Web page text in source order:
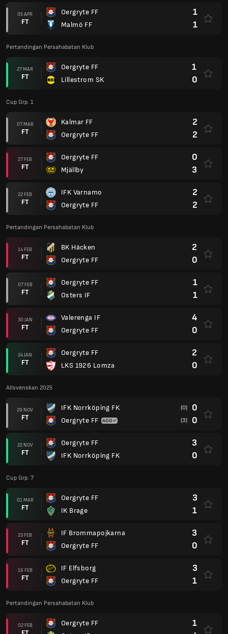
05 APR
FT
Oergryte FF
Malmö FF
1
1
Pertandingan Persahabatan Klub
27 MAR
FT
Oergryte FF
Lillestrom SK
1
0
Cup Grp. 1
07 MAR
FT
Kalmar FF
Oergryte FF
2
2
27 FEB
FT
Oergryte FF
Mjällby
0
3
22 FEB
FT
IFK Varnamo
Oergryte FF
2
2
Pertandingan Persahabatan Klub
14 FEB
FT
BK Häcken
Oergryte FF
2
0
07 FEB
FT
Oergryte FF
Osters IF
1
1
30 JAN
FT
Valerenga IF
Oergryte FF
4
0
24 JAN
FT
Oergryte FF
LKS 1926 Lomza
2
0
Allsvenskan 2025
29 NOV
FT
IFK Norrköping FK
Oergryte FF
(0) 0
(3) 0
22 NOV
FT
Oergryte FF
IFK Norrköping FK
3
0
Cup Grp. 7
01 MAR
FT
Oergryte FF
IK Brage
3
1
23 FEB
FT
IF Brommapojkarna
Oergryte FF
3
0
16 FEB
FT
IF Elfsborg
Oergryte FF
3
1
Pertandingan Persahabatan Klub
02 FEB
Oergryte FF
1